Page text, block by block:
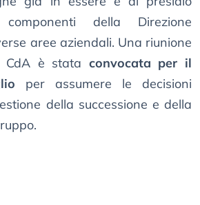
della Direzione
aree aziendali. Una riunione
CdA è stata convocata per il
per assumere le decisioni
della successione e della